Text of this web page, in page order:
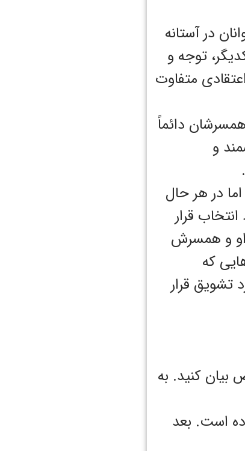
در آستانه
توجه و
متفاوت
دائماً
و
در هر حال
قرار
او و همسرش
که
تشویق قرار
بیان کنید. به
است. بعد